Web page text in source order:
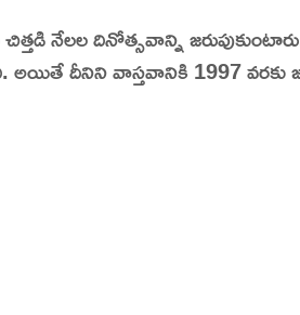
Today in India | Charitralo
చిత్తడి నేలల దినోత్సవాన్ని
దీనిని వాస్తవానికి 1997 వరకు